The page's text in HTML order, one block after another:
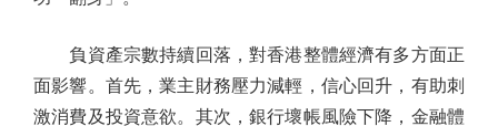
負資產宗數持續回落，對香港整體經濟有多方面正
面影響。首先，業主財務壓力減輕，信心回升，有助刺
激消費及投資意欲。其次，銀行壞帳風險下降，金融體